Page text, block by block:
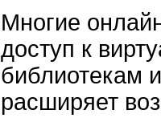
Многие
доступ к
библиотекам
расширяет